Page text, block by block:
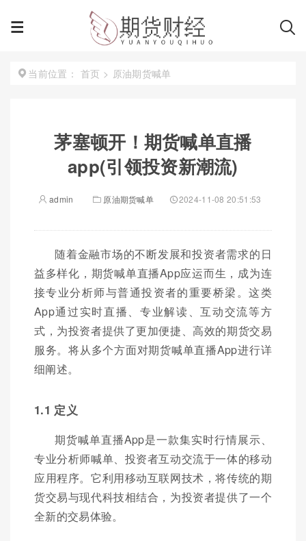
当前位置： 首页 > 原油期货喊单
茅塞顿开！期货喊单直播
app(引领投资新潮流)
admin 原油期货喊单 2024-11-08 20:51:53
随着金融市场的不断发展和投资者需求的日
益多样化，期货喊单直播App应运而生，成为连
接专业分析师与普通投资者的重要桥梁。这类
App通过实时直播、专业解读、互动交流等方
式，为投资者提供了更加便捷、高效的期货交易
服务。将从多个方面对期货喊单直播App进行详
细阐述。
1.1 定义
期货喊单直播App是一款集实时行情展示、
专业分析师喊单、投资者互动交流于一体的移动
应用程序。它利用移动互联网技术，将传统的期
货交易与现代科技相结合，为投资者提供了一个
全新的交易体验。